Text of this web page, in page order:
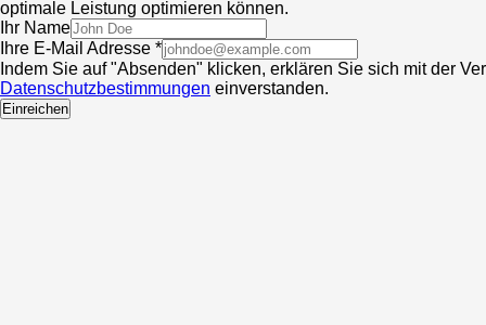
optimale Leistung optimieren können.
Ihr Name
Ihre E-Mail Adresse *
Indem Sie auf "Absenden" klicken, erklären Sie sich mit der
Datenschutzbestimmungen einverstanden.